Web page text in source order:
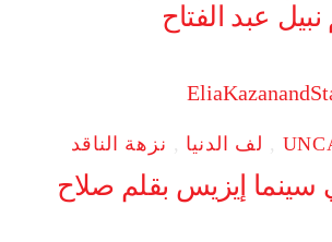
نبيل عبد الفتاح
, لف الدنيا , نزهة الناقد
سينما إيزيس بقلم صلاح